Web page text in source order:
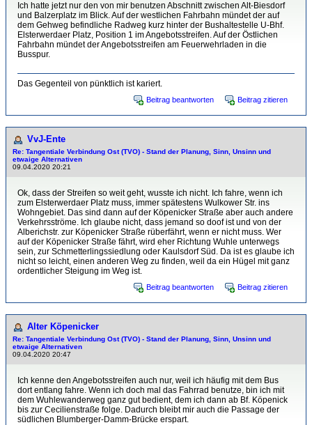
Ich hatte jetzt nur den von mir benutzen Abschnitt zwischen Alt-Biesdorf
und Balzerplatz im Blick. Auf der westlichen Fahrbahn mündet der auf
dem Gehweg befindliche Radweg kurz hinter der Bushaltestelle U-Bhf.
Elsterwerdaer Platz, Position 1 im Angebotsstreifen. Auf der Östlichen
Fahrbahn mündet der Angebotsstreifen am Feuerwehrladen in die
Busspur.
Das Gegenteil von pünktlich ist kariert.
Beitrag beantworten Beitrag zitieren
VvJ-Ente
Re: Tangentiale Verbindung Ost (TVO) - Stand der Planung, Sinn, Unsinn und
etwaige Alternativen
09.04.2020 20:21
Ok, dass der Streifen so weit geht, wusste ich nicht. Ich fahre, wenn ich
zum Elsterwerdaer Platz muss, immer spätestens Wulkower Str. ins
Wohngebiet. Das sind dann auf der Köpenicker Straße aber auch andere
Verkehrsströme. Ich glaube nicht, dass jemand so doof ist und von der
Alberichstr. zur Köpenicker Straße rüberfährt, wenn er nicht muss. Wer
auf der Köpenicker Straße fährt, wird eher Richtung Wuhle unterwegs
sein, zur Schmetterlingssiedlung oder Kaulsdorf Süd. Da ist es glaube ich
nicht so leicht, einen anderen Weg zu finden, weil da ein Hügel mit ganz
ordentlicher Steigung im Weg ist.
Beitrag beantworten Beitrag zitieren
Alter Köpenicker
Re: Tangentiale Verbindung Ost (TVO) - Stand der Planung, Sinn, Unsinn und
etwaige Alternativen
09.04.2020 20:47
Ich kenne den Angebotsstreifen auch nur, weil ich häufig mit dem Bus
dort entlang fahre. Wenn ich doch mal das Fahrrad benutze, bin ich mit
dem Wuhlewanderweg ganz gut bedient, dem ich dann ab Bf. Köpenick
bis zur Cecilienstraße folge. Dadurch bleibt mir auch die Passage der
südlichen Blumberger-Damm-Brücke erspart.